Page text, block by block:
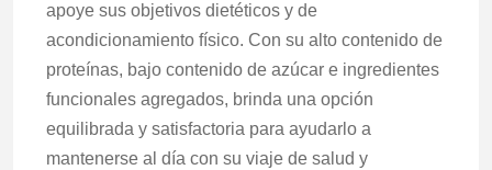
apoye sus objetivos dietéticos y de
acondicionamiento físico. Con su alto contenido de
proteínas, bajo contenido de azúcar e ingredientes
funcionales agregados, brinda una opción
equilibrada y satisfactoria para ayudarlo a
mantenerse al día con su viaje de salud y